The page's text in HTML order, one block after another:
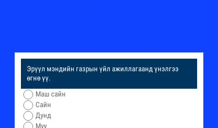
Эрүүл мэндийн газрын үйл ажиллагаанд үнэлгээ
өгнө үү.
Маш сайн
Сайн
Дунд
Муу